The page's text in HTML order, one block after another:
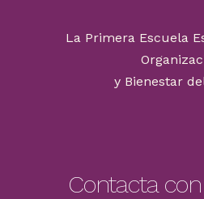
La Primera Escuela
y Bienestar
Contacta